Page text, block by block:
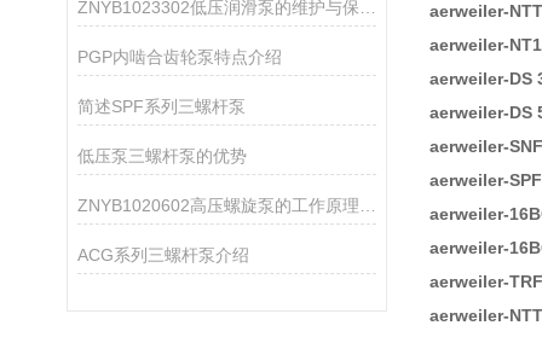
PGP内啮合齿轮泵特点介绍
简述SPF系列三螺杆泵
低压泵三螺杆泵的优势
ACG系列三螺杆泵介绍
aerweiler-
aerweiler-
aerweiler-DS
aerweiler-DS
aerweiler-
aerweiler-
aerweiler-
aerweiler-
aerweiler-
aerweiler-